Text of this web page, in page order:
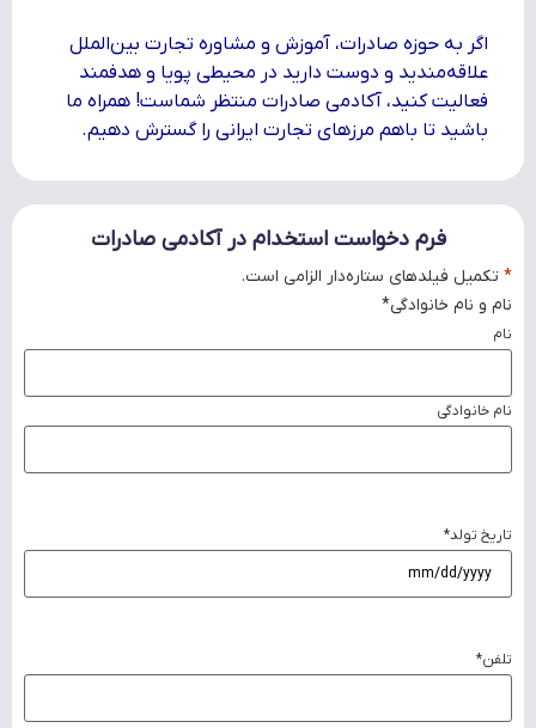
اگر به حوزه صادرات، آموزش و مشاوره تجارت بین‌الملل
علاقه‌مندید و دوست دارید در محیطی پویا و هدفمند
فعالیت کنید، آکادمی صادرات منتظر شماست! همراه ما
باشید تا با‌هم مرزهای تجارت ایرانی را گسترش دهیم.
فرم دخواست استخدام در آکادمی صادرات
* تکمیل فیلدهای ستاره‌دار الزامی است.
نام و نام خانوادگی*
نام
نام خانوادگی
تاریخ تولد*
تلفن*